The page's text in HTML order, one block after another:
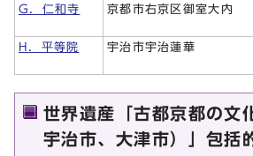
G．仁和寺 京都市右京区御室大内
H．平等院
宇治市宇治蓮華
世界遺産「古都京都の文
宇治市、大津市）」包括